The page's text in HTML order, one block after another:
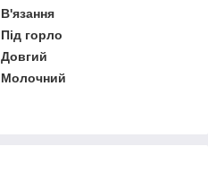
В'язання
Під горло
Довгий
Молочний